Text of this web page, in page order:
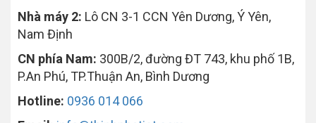
Nhà máy 2: Lô CN 3-1 CCN Yên Dương, Ý Yên,
Nam Định
CN phía Nam: 300B/2, đường ĐT 743, khu phố 1B,
P.An Phú, TP.Thuận An, Bình Dương
Hotline: 0936 014 066